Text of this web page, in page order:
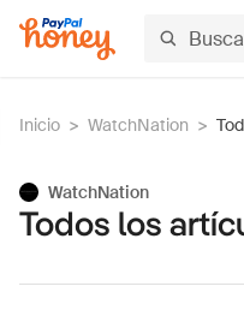
Inicio > WatchNation >
WatchNation
Todos los